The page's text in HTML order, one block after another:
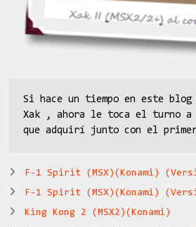
Si hace un tiempo en este
Xak , ahora le toca el turno a
que adquirí junto con el
F-1 Spirit (MSX)(Konami)
F-1 Spirit (MSX)(Konami)
King Kong 2 (MSX2)(Konami)